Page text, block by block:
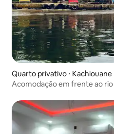
Quarto privativo ⋅ Kachiouane
Acomodação em frente ao